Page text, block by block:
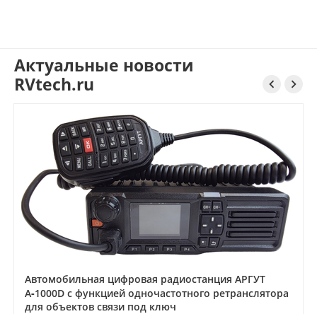
Актуальные новости
RVtech.ru
 
Автомобильная цифровая радиостанция АРГУТ
А‑1000D с функцией одночастотного ретранслятора
для объектов связи под ключ